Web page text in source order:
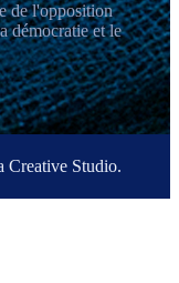
de l'opposition
démocratie et le
Creative Studio.